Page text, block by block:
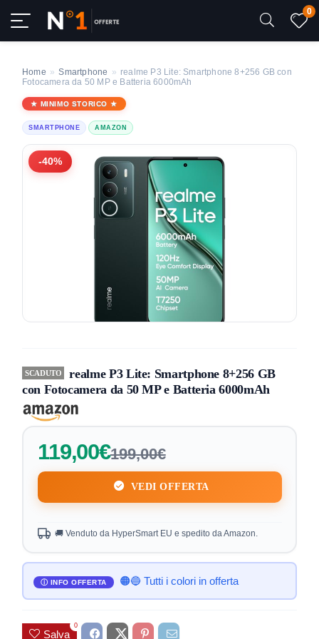
0
Home » Smartphone » realme P3 Lite: Smartphone 8+256 GB con
Fotocamera da 50 MP e Batteria 6000mAh
MINIMO STORICO
SMARTPHONE AMAZON
-40%
SCADUTO
realme P3 Lite: Smartphone 8+256 GB
con Fotocamera da 50 MP e Batteria 6000mAh
119,00€199,00€
VEDI OFFERTA
🚚 Venduto da HyperSmart EU e spedito da Amazon.
🟠🔵 Tutti i colori in offerta
Salva
0